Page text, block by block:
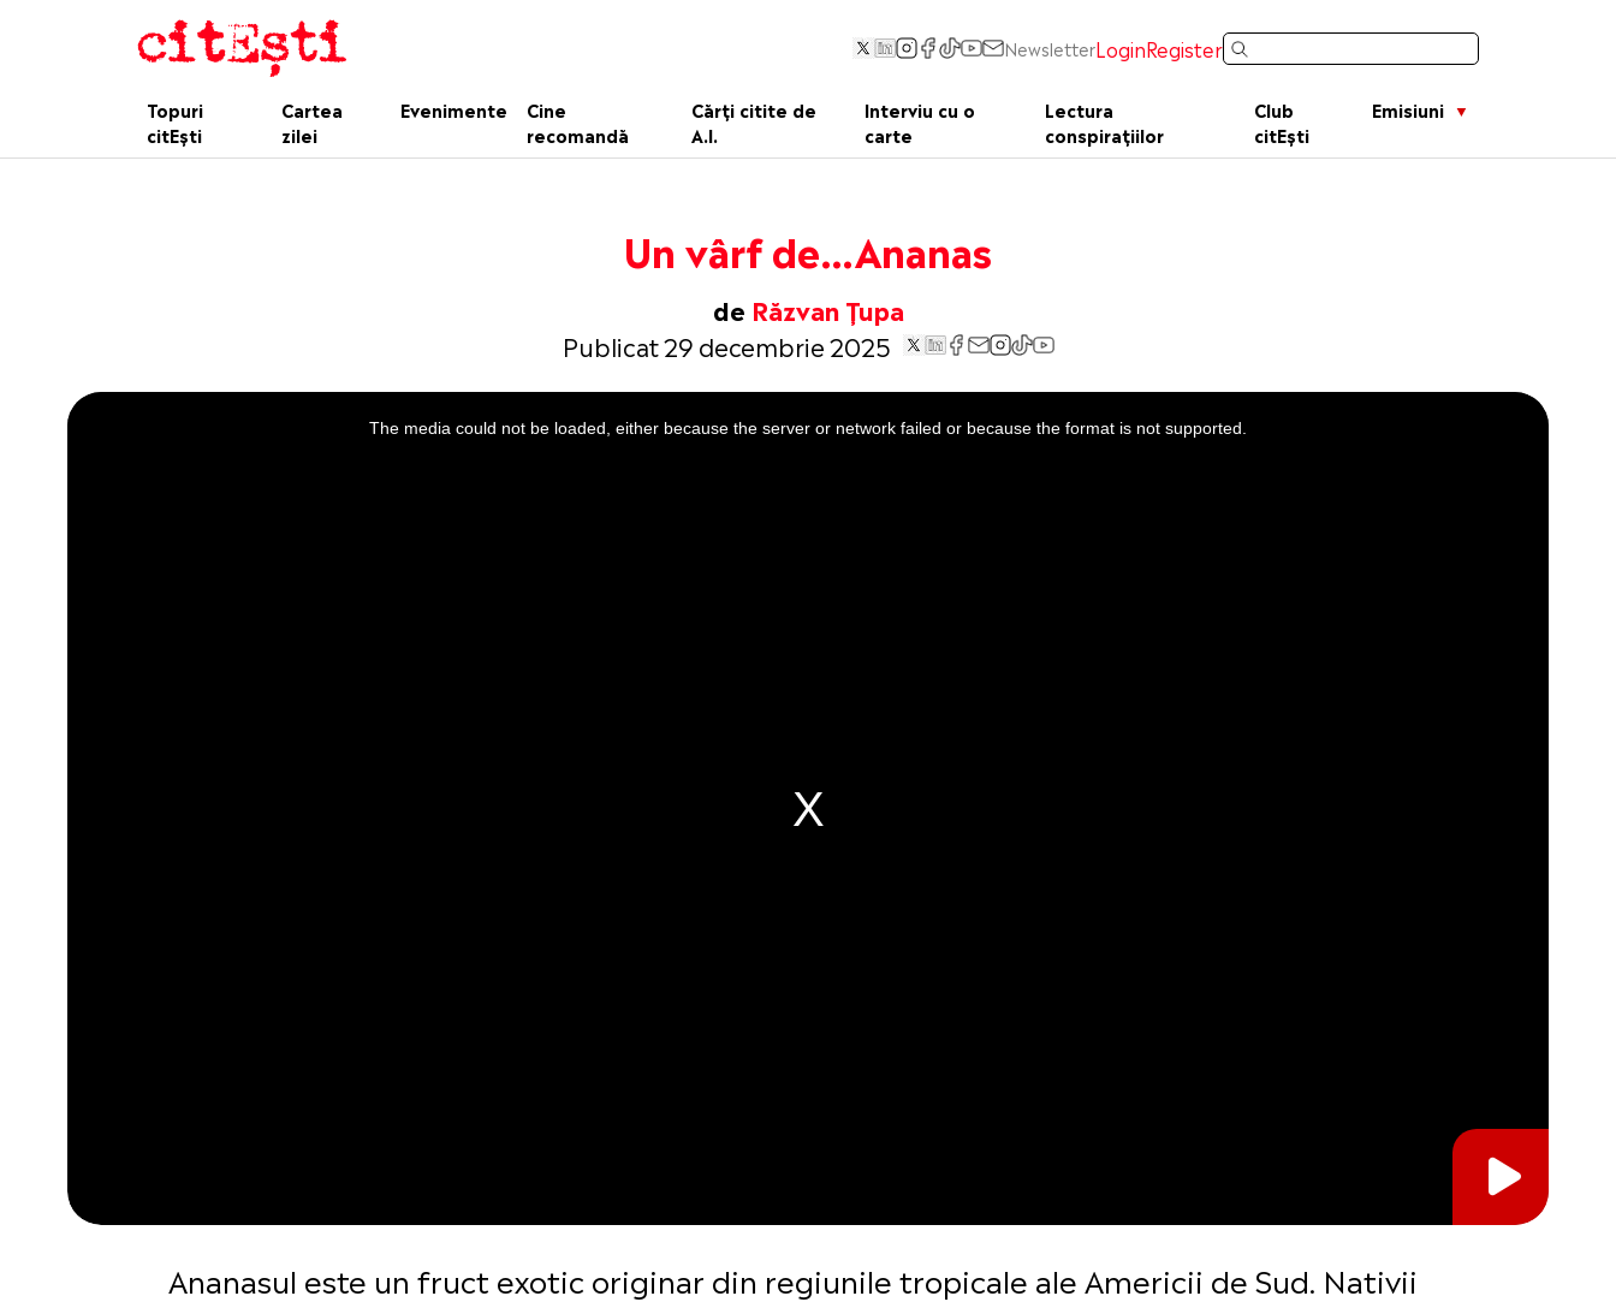
NewsletterLoginRegister
Topuri
citEști
Cartea
zilei
Evenimente
Cine
recomandă
Cărți citite de
A.I.
Interviu cu o
carte
Lectura
conspirațiilor
Club
citEști
Emisiuni
Un vârf de…Ananas
de Răzvan Țupa
Publicat 29 decembrie 2025
This
is
a
The media could not be loaded, either because the server or network failed or because the format is not supported.
Ananasul este un fruct exotic originar din regiunile tropicale ale Americii de Sud. Nativii